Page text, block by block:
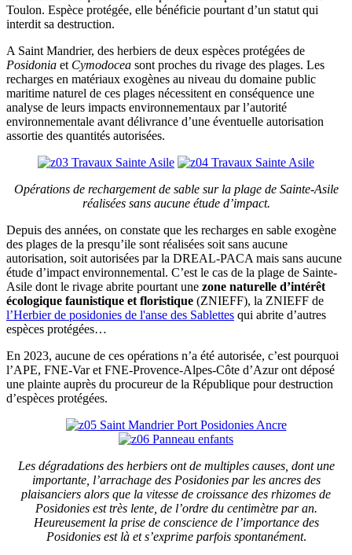
Toulon. Espèce protégée, elle bénéficie pourtant d’un statut qui
interdit sa destruction.
A Saint Mandrier, des herbiers de deux espèces protégées de
Posidonia et Cymodocea sont proches du rivage des plages. Les
recharges en matériaux exogènes au niveau du domaine public
maritime naturel de ces plages nécessitent en conséquence une
analyse de leurs impacts environnementaux par l’autorité
environnementale avant délivrance d’une éventuelle autorisation
assortie des quantités autorisées.
Opérations de rechargement de sable sur la plage de Sainte-Asile
réalisées sans aucune étude d’impact.
Depuis des années, on constate que les recharges en sable exogène
des plages de la presqu’ile sont réalisées soit sans aucune
autorisation, soit autorisées par la DREAL-PACA mais sans aucune
étude d’impact environnemental. C’est le cas de la plage de Sainte-
Asile dont le rivage abrite pourtant une zone naturelle d’intérêt
écologique faunistique et floristique (ZNIEFF), la ZNIEFF de
l’Herbier de posidonies de l'anse des Sablettes qui abrite d’autres
espèces protégées…
En 2023, aucune de ces opérations n’a été autorisée, c’est pourquoi
l’APE, FNE-Var et FNE-Provence-Alpes-Côte d’Azur ont déposé
une plainte auprès du procureur de la République pour destruction
d’espèces protégées.
Les dégradations des herbiers ont de multiples causes, dont une
importante, l’arrachage des Posidonies par les ancres des
plaisanciers alors que la vitesse de croissance des rhizomes de
Posidonies est très lente, de l’ordre du centimètre par an.
Heureusement la prise de conscience de l’importance des
Posidonies est là et s’exprime parfois spontanément.